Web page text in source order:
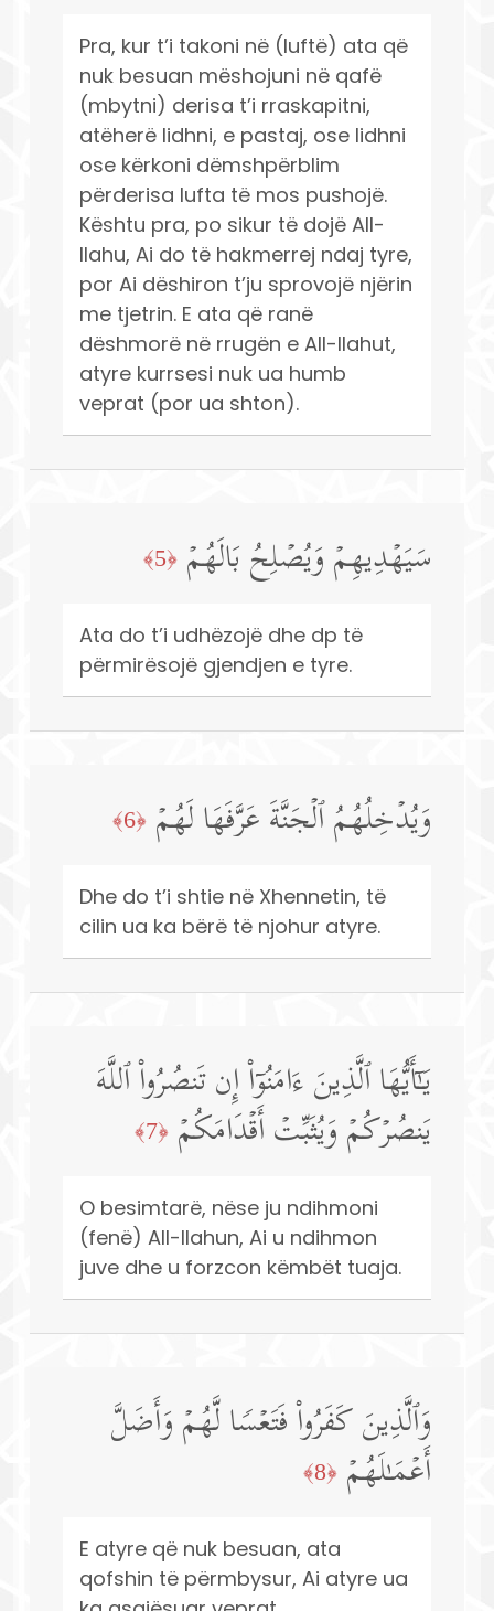
Pra, kur t’i takoni në (luftë) ata që
nuk besuan mëshojuni në qafë
(mbytni) derisa t’i rraskapitni,
atëherë lidhni, e pastaj, ose lidhni
ose kërkoni dëmshpërblim
përderisa lufta të mos pushojë.
Kështu pra, po sikur të dojë All-
llahu, Ai do të hakmerrej ndaj tyre,
por Ai dëshiron t’ju sprovojë njërin
me tjetrin. E ata që ranë
dëshmorë në rrugën e All-llahut,
atyre kurrsesi nuk ua humb
veprat (por ua shton).
سَیَهۡدِیهِمۡ وَیُصۡلِحُ بَالَهُمۡ ﴿5﴾
Ata do t’i udhëzojë dhe dp të
përmirësojë gjendjen e tyre.
وَیُدۡخِلُهُمُ ٱلۡجَنَّةَ عَرَّفَهَا لَهُمۡ ﴿6﴾
Dhe do t’i shtie në Xhennetin, të
cilin ua ka bërë të njohur atyre.
یَـٰۤأَیُّهَا ٱلَّذِینَ ءَامَنُوۤا۟ إِن تَنصُرُوا۟ ٱللَّهَ
یَنصُرۡكُمۡ وَیُثَبِّتۡ أَقۡدَامَكُمۡ ﴿7﴾
O besimtarë, nëse ju ndihmoni
(fenë) All-llahun, Ai u ndihmon
juve dhe u forzcon këmbët tuaja.
وَٱلَّذِینَ كَفَرُوا۟ فَتَعۡسࣰا لَّهُمۡ وَأَضَلَّ
أَعۡمَـٰلَهُمۡ ﴿8﴾
E atyre që nuk besuan, ata
qofshin të përmbysur, Ai atyre ua